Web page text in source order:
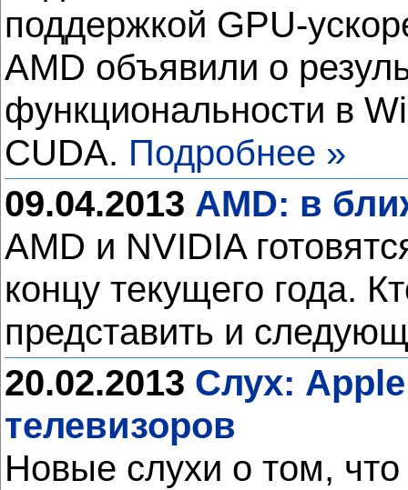
поддержкой GPU-
AMD объявили о
функциональности в
CUDA. Подробнее »
09.04.2013 AMD: в
AMD и NVIDIA
концу текущего года.
представить и
20.02.2013 Слух:
телевизоров
Новые слухи о том,